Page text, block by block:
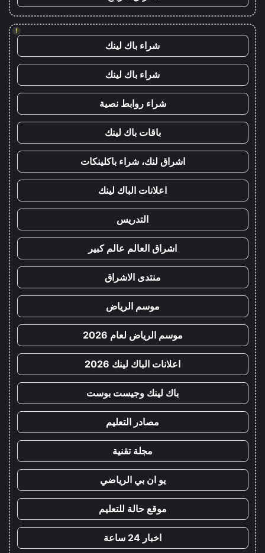
!
شراء باك لينك
شراء باك لينك
شراء روابط نصية
باقات باك لينك
اشراق لنك، شراء باكلينكات
اعلانات الباك لينك
التدريس
اشراق العالم عالم كبير
منتدى الاشراق
موسم الرياض
موسم الرياض لعام 2026
اعلانات الباك لينك 2026
باك لينك وجيست بوست
مصادر التعليم
مجلة تقنية
يو ان بي الرياضي
موقع حالة للتعليم
اخبار 24 ساعة